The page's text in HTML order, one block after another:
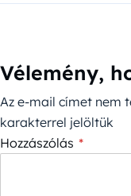
Vélemény,
Az e-mail címet nem
karakterrel jelöltük
Hozzászólás *